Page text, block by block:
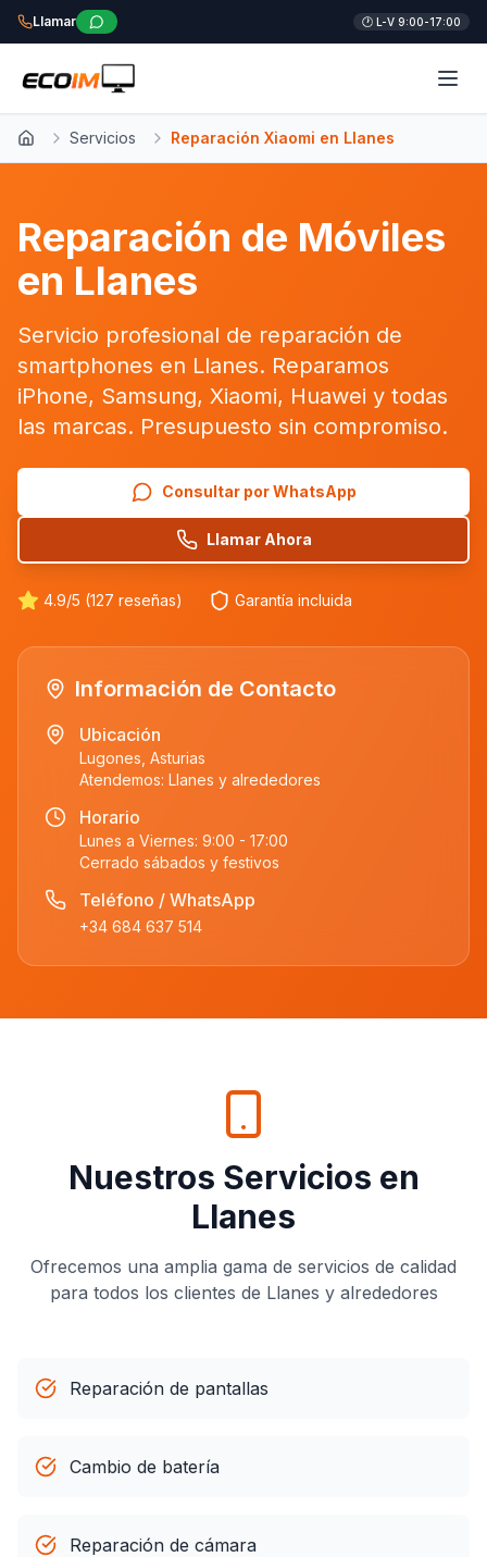
Llamar 🕐 L-V 9:00-17:00
Inicio Servicios Reparación Xiaomi en Llanes
Reparación de Móviles
en Llanes
Servicio profesional de reparación de
smartphones en Llanes. Reparamos
iPhone, Samsung, Xiaomi, Huawei y todas
las marcas. Presupuesto sin compromiso.
Consultar por WhatsApp
Llamar Ahora
4.9/5 (127 reseñas) Garantía incluida
Información de Contacto
Ubicación
Lugones, Asturias
Atendemos: Llanes y alrededores
Horario
Lunes a Viernes: 9:00 - 17:00
Cerrado sábados y festivos
Teléfono / WhatsApp
+34 684 637 514
Nuestros Servicios en
Llanes
Ofrecemos una amplia gama de servicios de calidad
para todos los clientes de Llanes y alrededores
Reparación de pantallas
Cambio de batería
Reparación de cámara